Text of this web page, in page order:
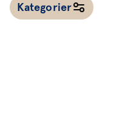
Kategorier